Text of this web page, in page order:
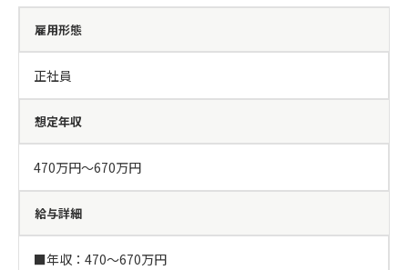
雇用形態
正社員
想定年収
470万円〜670万円
給与詳細
■年収：470～670万円